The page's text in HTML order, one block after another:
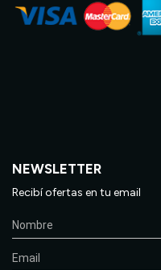
NEWSLETTER
Recibí ofertas en tu email